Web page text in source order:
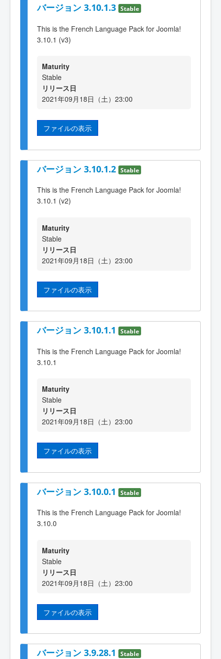
バージョン 3.10.1.3 Stable
This is the French Language Pack for Joomla!
3.10.1 (v3)
Maturity
Stable
リリース日
2021年09月18日（土）23:00
ファイルの表示
バージョン 3.10.1.2 Stable
This is the French Language Pack for Joomla!
3.10.1 (v2)
Maturity
Stable
リリース日
2021年09月18日（土）23:00
ファイルの表示
バージョン 3.10.1.1 Stable
This is the French Language Pack for Joomla!
3.10.1
Maturity
Stable
リリース日
2021年09月18日（土）23:00
ファイルの表示
バージョン 3.10.0.1 Stable
This is the French Language Pack for Joomla!
3.10.0
Maturity
Stable
リリース日
2021年09月18日（土）23:00
ファイルの表示
バージョン 3.9.28.1 Stable